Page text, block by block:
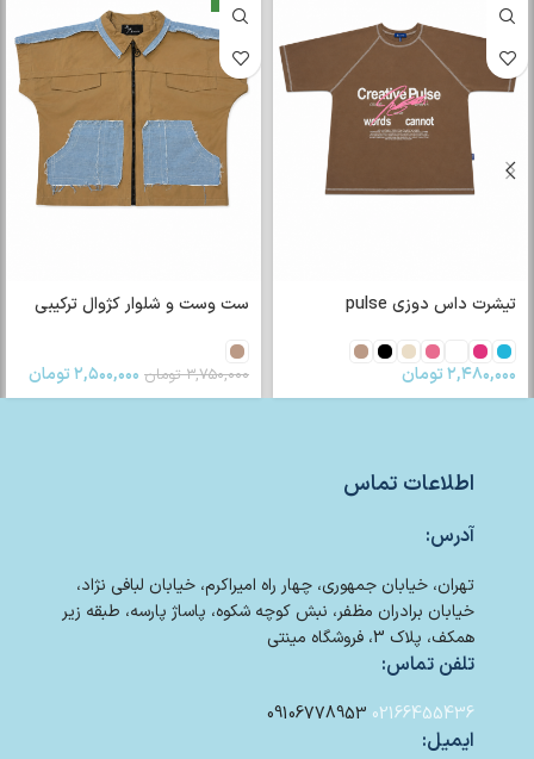
ست وست و شلوار کژوال ترکیبی
۳,۷۵۰,۰۰۰ تومان
تیشرت رگلان Amiri
اطلاعات تماس
آدرس:
تهران، خیابان جمهوری، چهار راه امیراکرم، خیابان لبافی نژاد،
خیابان برادران مظفر، نبش کوچه شکوه، پاساژ پارسه، طبقه زیر
همکف، پلاک 3، فروشگاه مینتی
تلفن تماس:
02166455436
09106778953
ایمیل: